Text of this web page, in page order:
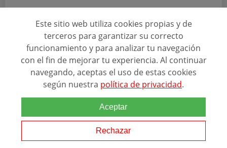
4538 reseñas
ACREDITACIONES
+2
Relacionado con esta temática
¿Quieres trabajar en un sector clave y estratégico y conseguir un
puesto de trabajo fijo, y esa estabilidad laboral que buscas? Miles
de plazas en turno libre te están esperando en el Cuerpo de
Administrativos de la Administración...
Este sitio web utiliza cookies propias y de
terceros para garantizar su correcto
funcionamiento y para analizar tu navegación
con el fin de mejorar tu experiencia. Al continuar
navegando, aceptas el uso de estas cookies
según nuestra política de privacidad.
Aceptar
Rechazar